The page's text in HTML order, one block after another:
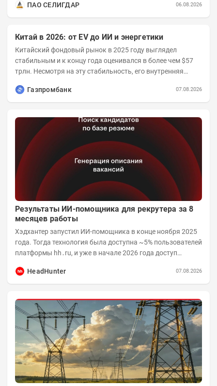
ПАО СЕЛИГДАР
06.08.2026
Китай в 2026: от EV до ИИ и энергетики
Китайский фондовый рынок в 2025 году выглядел
стабильным и к концу года оценивался в более чем $57
трлн. Несмотря на эту стабильность, его внутренняя
Газпромбанк
07.08.2026
Результаты ИИ-помощника для рекрутера за 8
месяцев работы
Хэдхантер запустил ИИ-помощника в конце ноября 2025
года. Тогда технология была доступна ~5% пользователей
платформы hh․ru, и уже в начале 2026 года доступ
HeadHunter
07.08.2026